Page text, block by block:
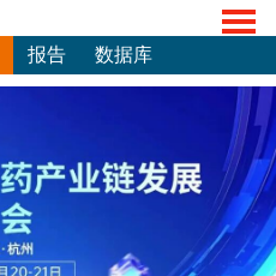
报告 数据库